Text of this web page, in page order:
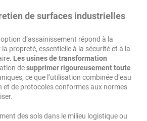
de surfaces industrielles
d’assainissement répond à la
propreté, essentielle à la sécurité et à la
Les usines de transformation
desupprimer rigoureusement toute
ce que l’utilisation combinée d’eau
et de protocoles conformes aux normes
des sols dans le milieu logistique ou